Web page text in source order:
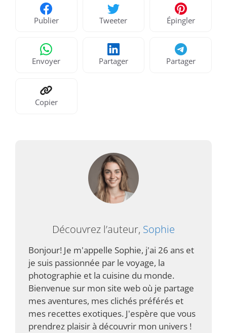
Publier Tweeter Épingler
Envoyer Partager Partager
Copier
Découvrez l’auteur, Sophie
Bonjour! Je m'appelle Sophie, j'ai 26 ans et
je suis passionnée par le voyage, la
photographie et la cuisine du monde.
Bienvenue sur mon site web où je partage
mes aventures, mes clichés préférés et
mes recettes exotiques. J'espère que vous
prendrez plaisir à découvrir mon univers !